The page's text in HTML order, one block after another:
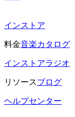
インストア
料金音楽カタログ
インストアラジオ
リソースブログ
ヘルプセンター